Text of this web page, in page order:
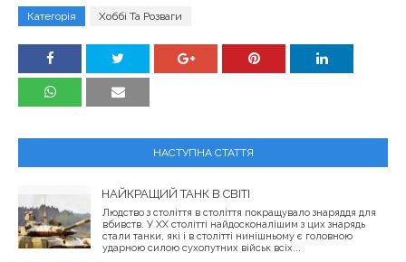
Категорія Хоббі Та Розваги
НАСТУПНА СТАТТЯ
НАЙКРАЩИЙ ТАНК В СВІТІ
Людство з століття в століття покращувало знаряддя для
вбивств. У XX столітті найдосконалішим з цих знарядь
стали танки, які і в столітті нинішньому є головною
ударною силою сухопутних військ всіх...